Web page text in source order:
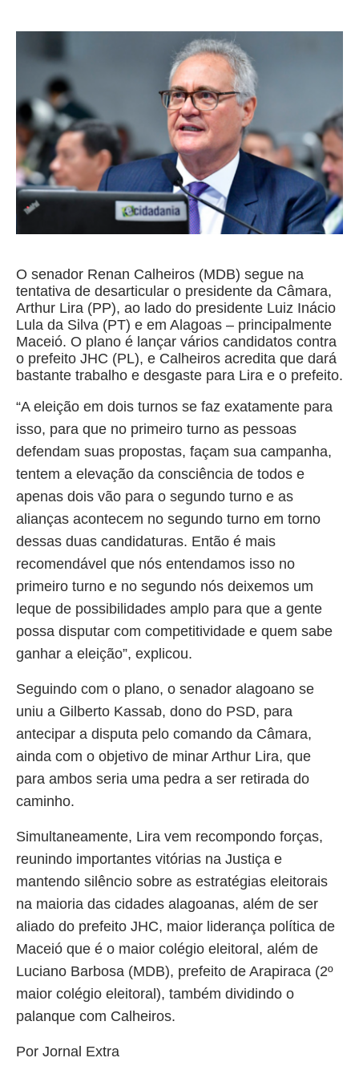
O senador Renan Calheiros (MDB) segue na
tentativa de desarticular o presidente da Câmara,
Arthur Lira (PP), ao lado do presidente Luiz Inácio
Lula da Silva (PT) e em Alagoas – principalmente
Maceió. O plano é lançar vários candidatos contra
o prefeito JHC (PL), e Calheiros acredita que dará
bastante trabalho e desgaste para Lira e o prefeito.
“A eleição em dois turnos se faz exatamente para
isso, para que no primeiro turno as pessoas
defendam suas propostas, façam sua campanha,
tentem a elevação da consciência de todos e
apenas dois vão para o segundo turno e as
alianças acontecem no segundo turno em torno
dessas duas candidaturas. Então é mais
recomendável que nós entendamos isso no
primeiro turno e no segundo nós deixemos um
leque de possibilidades amplo para que a gente
possa disputar com competitividade e quem sabe
ganhar a eleição”, explicou.
Seguindo com o plano, o senador alagoano se
uniu a Gilberto Kassab, dono do PSD, para
antecipar a disputa pelo comando da Câmara,
ainda com o objetivo de minar Arthur Lira, que
para ambos seria uma pedra a ser retirada do
caminho.
Simultaneamente, Lira vem recompondo forças,
reunindo importantes vitórias na Justiça e
mantendo silêncio sobre as estratégias eleitorais
na maioria das cidades alagoanas, além de ser
aliado do prefeito JHC, maior liderança política de
Maceió que é o maior colégio eleitoral, além de
Luciano Barbosa (MDB), prefeito de Arapiraca (2º
maior colégio eleitoral), também dividindo o
palanque com Calheiros.
Por Jornal Extra